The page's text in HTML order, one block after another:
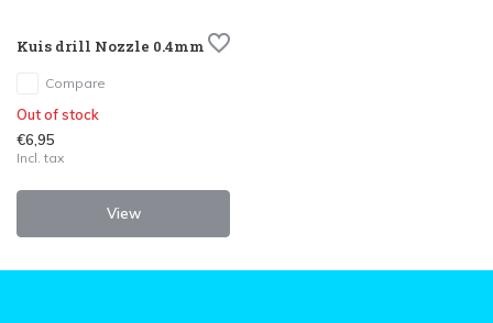
Kuis drill Nozzle 0.4mm
Compare
Out of stock
€6,95
Incl. tax
View